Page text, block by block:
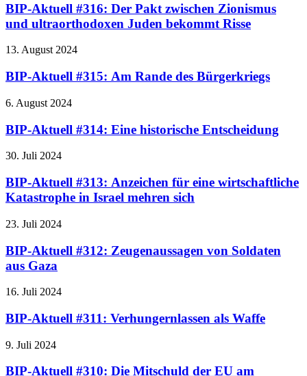
BIP-Aktuell #316: Der Pakt zwischen Zionismus
und ultraorthodoxen Juden bekommt Risse
13. August 2024
BIP-Aktuell #315: Am Rande des Bürgerkriegs
6. August 2024
BIP-Aktuell #314: Eine historische Entscheidung
30. Juli 2024
BIP-Aktuell #313: Anzeichen für eine wirtschaftliche
Katastrophe in Israel mehren sich
23. Juli 2024
BIP-Aktuell #312: Zeugenaussagen von Soldaten
aus Gaza
16. Juli 2024
BIP-Aktuell #311: Verhungernlassen als Waffe
9. Juli 2024
BIP-Aktuell #310: Die Mitschuld der EU am